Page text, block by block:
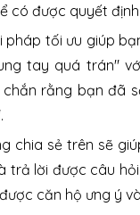
có được quyết
tối ưu giúp
tay quá trán"
rằng bạn đã
chia sẻ trên sẽ
trả lời được câu
căn hộ ưng ý